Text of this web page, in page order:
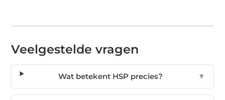
Veelgestelde vragen
Wat betekent HSP precies? ▼